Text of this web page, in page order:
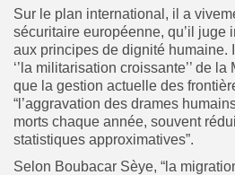
Sur le plan international, il a
sécuritaire européenne, qu’il juge
aux principes de dignité humaine.
‘’la militarisation croissante’’ de
que la gestion actuelle des
“l’aggravation des drames
morts chaque année, souvent
statistiques approximatives”.
Selon Boubacar Sèye, “la